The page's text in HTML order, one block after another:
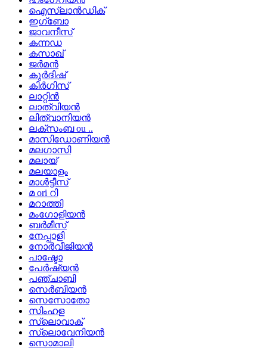
ഐസ്‌ലാൻഡിക്
ഇഗ്ബോ
ജാവനീസ്
കന്നഡ
കസാഖ്
ജർമൻ
കുർദിഷ്
കിർഗിസ്
ലാറ്റിൻ
ലാത്വിയൻ
ലിത്വാനിയൻ
ലക്സംബ ou ..
മാസിഡോണിയൻ
മലഗാസി
മലായ്
മലയാളം
മാൾട്ടീസ്
മ ori റി
മറാത്തി
മംഗോളിയൻ
ബർമീസ്
നേപ്പാളി
നോർവീജിയൻ
പാഷ്ടോ
പേർഷ്യൻ
പഞ്ചാബി
സെർബിയൻ
സെസോതോ
സിംഹള
സ്ലൊവാക്
സ്ലൊവേനിയൻ
സൊമാലി